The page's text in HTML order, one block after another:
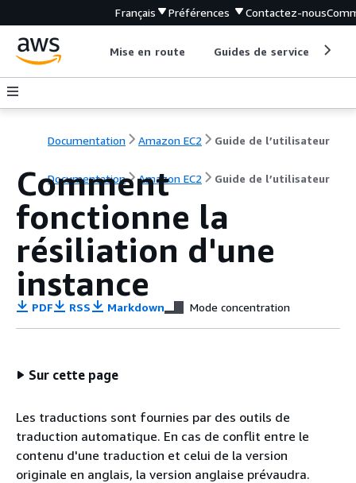
Français Préférences Contactez-nous
Mise en route Guides de service
Documentation Amazon EC2 Guide de l’utilisateur
Documentation Amazon EC2 Guide de l’utilisateur
Comment
fonctionne la
résiliation d'une
instance
PDF RSS Markdown Mode concentration
Sur cette page
Les traductions sont fournies par des outils de
traduction automatique. En cas de conflit entre le
contenu d'une traduction et celui de la version
originale en anglais, la version anglaise prévaudra.